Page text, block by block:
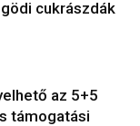
cukrászdák
az 5+5
támogatási